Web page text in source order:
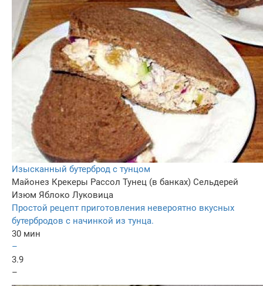
Изысканный бутерброд с тунцом
Майонез Крекеры Рассол Тунец (в банках) Сельдерей
Изюм Яблоко Луковица
Простой рецепт приготовления невероятно вкусных
бутербродов с начинкой из тунца.
30 мин
–
3.9
–